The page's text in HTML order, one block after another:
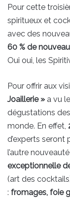
Pour cette
spiritueux et
avec des
60 % de
Oui oui, les
Pour offrir aux
Joaillerie » a vu
dégustations
monde. En effet,
d’experts seront
l’autre
exceptionnelle
(art des
: fromages, foie